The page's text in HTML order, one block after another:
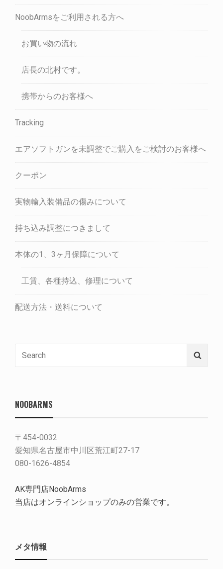
NoobArmsをご利用される方へ
お買い物の流れ
店長の北村です。
携帯からのお客様へ
Tracking
エアソフトガンを未調整でご購入をご検討のお客様へ
クーポン
実物輸入装備品の傷みについて
持ち込み調整につきまして
本体の1、3ヶ月保障について
工賃、各種持込、修理について
配送方法・送料について
NOOBARMS
〒454-0032
愛知県名古屋市中川区荒江町27-17
080-1626-4854
AK専門店NoobArms
当店はオンラインショップのみの営業です。
メタ情報